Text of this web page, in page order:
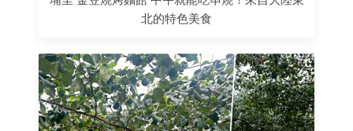
北的特色美食